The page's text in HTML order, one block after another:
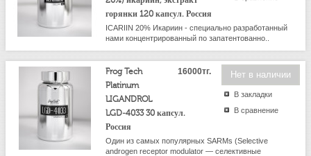
горянки 120 капсул. Россия
ICARIIN 20% Икариин - специально разработанный
нами концентрированный по запатентованно..
Нет в наличии
В закладки
В сравнение
16000тг.
Frog Tech
Platinum
LIGANDROL
LGD-4033 30 капсул.
Россия
Один из самых популярных SARMs (Selective
androgen receptor modulator — селективные